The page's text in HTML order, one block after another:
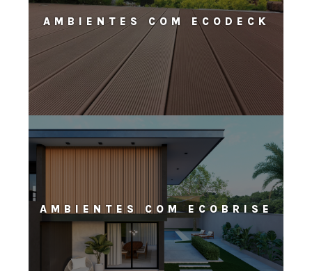
AMBIENTES COM ECODECK
AMBIENTES COM ECOBRISE